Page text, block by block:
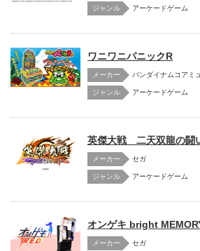
アーケードゲーム
ワニワニパニックR
メーカー バンダイナムコアミ
アーケードゲーム
英傑大戦 二天双龍の闘
メーカー セガ
アーケードゲーム
オンゲキ bright
メーカー セガ